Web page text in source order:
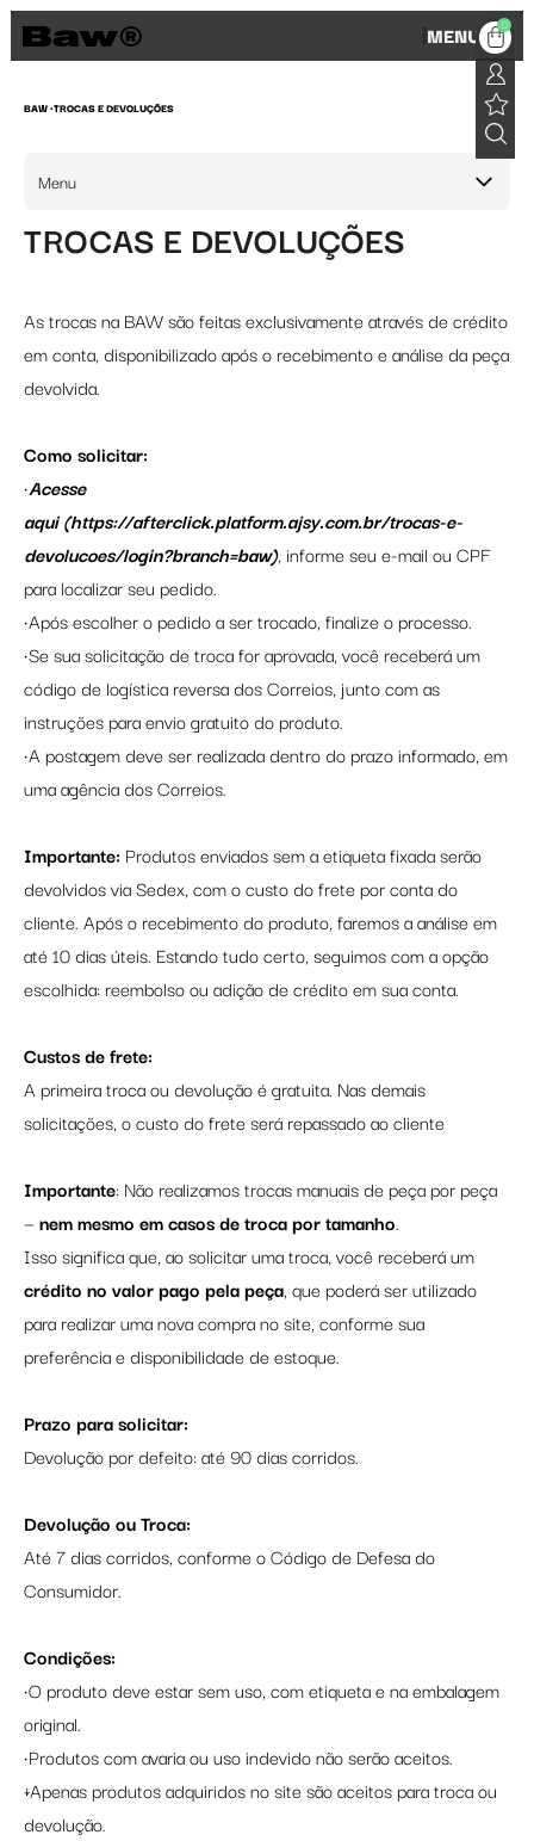
MENU 0
BAW •TROCAS E DEVOLUÇÕES
Menu
TROCAS E DEVOLUÇÕES
As trocas na BAW são feitas exclusivamente através de crédito
em conta, disponibilizado após o recebimento e análise da peça
devolvida.
Como solicitar:
•Acesse
aqui(https://afterclick.platform.ajsy.com.br/trocas-e-
devolucoes/login?branch=baw), informe seu e-mail ou CPF
para localizar seu pedido.
•Após escolher o pedido a ser trocado, finalize o processo.
•Se sua solicitação de troca for aprovada, você receberá um
código de logística reversa dos Correios, junto com as
instruções para envio gratuito do produto.
•A postagem deve ser realizada dentro do prazo informado, em
uma agência dos Correios.
Importante: Produtos enviados sem a etiqueta fixada serão
devolvidos via Sedex, com o custo do frete por conta do
cliente. Após o recebimento do produto, faremos a análise em
até 10 dias úteis. Estando tudo certo, seguimos com a opção
escolhida: reembolso ou adição de crédito em sua conta.
Custos de frete:
A primeira troca ou devolução é gratuita. Nas demais
solicitações, o custo do frete será repassado ao cliente
Importante: Não realizamos trocas manuais de peça por peça
—nem mesmo em casos de troca por tamanho.
Isso significa que, ao solicitar uma troca, você receberá um
crédito no valor pago pela peça, que poderá ser utilizado
para realizar uma nova compra no site, conforme sua
preferência e disponibilidade de estoque.
Prazo para solicitar:
Devolução por defeito: até 90 dias corridos.
Devolução ou Troca:
Até 7 dias corridos, conforme o Código de Defesa do
Consumidor.
Condições:
•O produto deve estar sem uso, com etiqueta e na embalagem
original.
•Produtos com avaria ou uso indevido não serão aceitos.
↓Apenas produtos adquiridos no site são aceitos para troca ou
devolução.